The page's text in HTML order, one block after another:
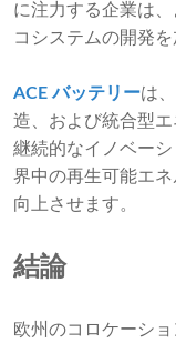
に注力する企業は
コシステムの開発
ACE バッテリーは
造、および統合型
継続的なイノベー
界中の再生可能エ
向上させます。
結論
欧州のコロケーシ